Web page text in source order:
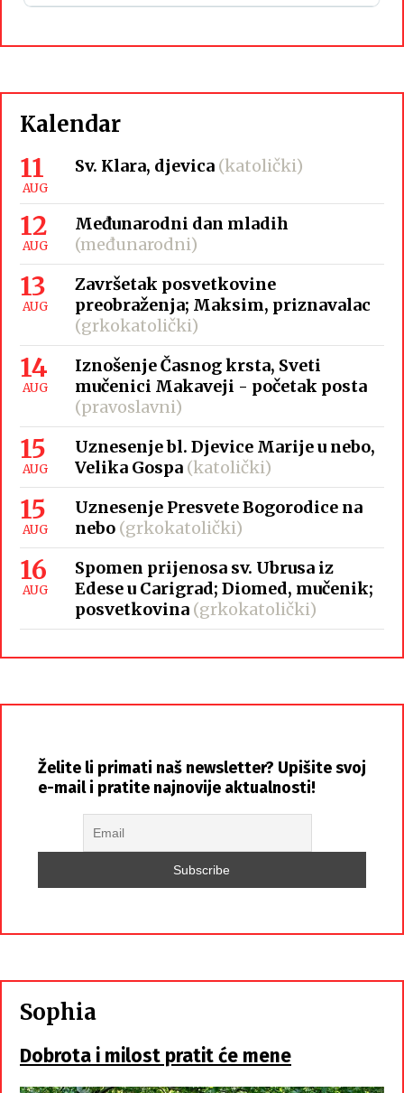
Kalendar
11
AUG
Sv. Klara, djevica (katolički)
12
AUG
Međunarodni dan mladih
(međunarodni)
13
AUG
Završetak posvetkovine
preobraženja; Maksim, priznavalac
(grkokatolički)
14
AUG
Iznošenje Časnog krsta, Sveti
mučenici Makaveji - početak posta
(pravoslavni)
15
AUG
Uznesenje bl. Djevice Marije u nebo,
Velika Gospa (katolički)
15
AUG
Uznesenje Presvete Bogorodice na
nebo (grkokatolički)
16
AUG
Spomen prijenosa sv. Ubrusa iz
Edese u Carigrad; Diomed, mučenik;
posvetkovina (grkokatolički)
Želite li primati naš newsletter? Upišite svoj
e-mail i pratite najnovije aktualnosti!
Sophia
Dobrota i milost pratit će mene